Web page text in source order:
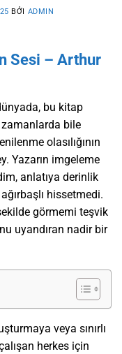
BỞI ADMIN
Sesi – Arthur
bu kitap
bile
olasılığının
Yazarın imgeleme
anlatıya derinlik
hissetmedi.
görmemi teşvik
uyandıran nadir bir
veya sınırlı
herkes için